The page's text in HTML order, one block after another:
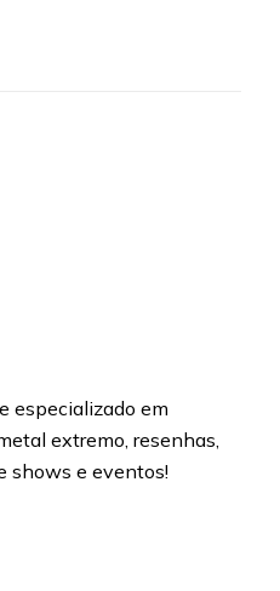
especializado em
extremo, resenhas,
shows e eventos!